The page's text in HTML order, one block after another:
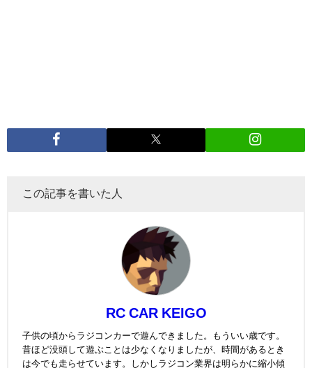
この記事を書いた人
RC CAR KEIGO
子供の頃からラジコンカーで遊んできました。もういい歳です。
昔ほど没頭して遊ぶことは少なくなりましたが、時間があるとき
は今でも走らせています。しかしラジコン業界は明らかに縮小傾